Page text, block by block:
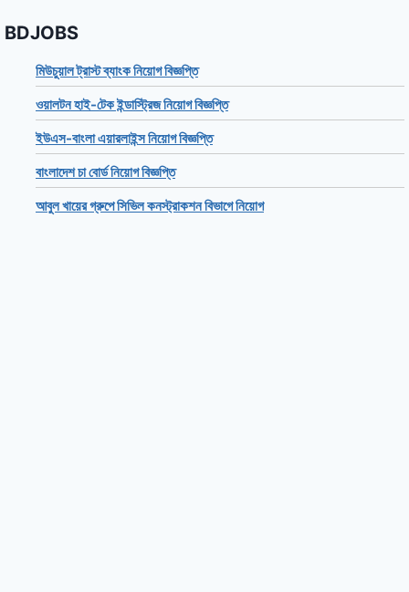
BDJOBS
মিউচুয়াল ট্রাস্ট ব্যাংক নিয়োগ বিজ্ঞপ্তি
ওয়ালটন হাই-টেক ইন্ডাস্ট্রিজ নিয়োগ বিজ্ঞপ্তি
ইউএস-বাংলা এয়ারলাইন্স নিয়োগ বিজ্ঞপ্তি
বাংলাদেশ চা বোর্ড নিয়োগ বিজ্ঞপ্তি
আবুল খায়ের গ্রুপে সিভিল কনস্ট্রাকশন বিভাগে নিয়োগ